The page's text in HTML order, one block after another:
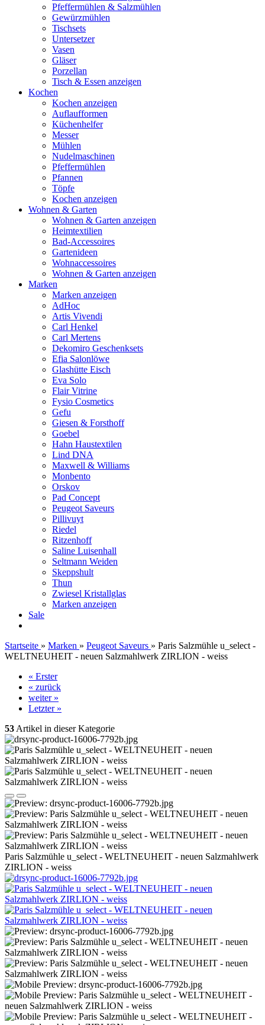
Pfeffermühlen & Salzmühlen
Gewürzmühlen
Tischsets
Untersetzer
Vasen
Gläser
Porzellan
Tisch & Essen anzeigen
Kochen
Kochen anzeigen
Auflaufformen
Küchenhelfer
Messer
Mühlen
Nudelmaschinen
Pfeffermühlen
Pfannen
Töpfe
Kochen anzeigen
Wohnen & Garten
Wohnen & Garten anzeigen
Heimtextilien
Bad-Accessoires
Gartenideen
Wohnaccessoires
Wohnen & Garten anzeigen
Marken
Marken anzeigen
AdHoc
Artis Vivendi
Carl Henkel
Carl Mertens
Dekomiro Geschenksets
Efia Salonlöwe
Glashütte Eisch
Eva Solo
Flair Vitrine
Fysio Cosmetics
Gefu
Giesen & Forsthoff
Goebel
Hahn Haustextilen
Lind DNA
Maxwell & Williams
Monbento
Orskov
Pad Concept
Peugeot Saveurs
Pillivuyt
Riedel
Ritzenhoff
Saline Luisenhall
Seltmann Weiden
Skeppshult
Thun
Zwiesel Kristallglas
Marken anzeigen
Sale
Startseite » Marken » Peugeot Saveurs » Paris Salzmühle u_select -
WELTNEUHEIT - neuen Salzmahlwerk ZIRLION - weiss
« Erster
« zurück
weiter »
Letzter »
53 Artikel in dieser Kategorie
Paris Salzmühle u_select - WELTNEUHEIT - neuen Salzmahlwerk
ZIRLION - weiss